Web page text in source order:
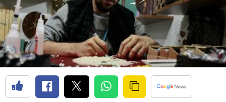
Bursa
Çanakkale
Çankırı
Çorum
Denizli